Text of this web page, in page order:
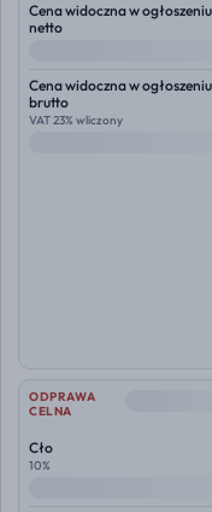
Cena widoczna w ogłoszeniu
netto
Cena widoczna w ogłoszeniu
brutto
VAT 23% wliczony
ODPRAWA
CELNA
Cło
10%